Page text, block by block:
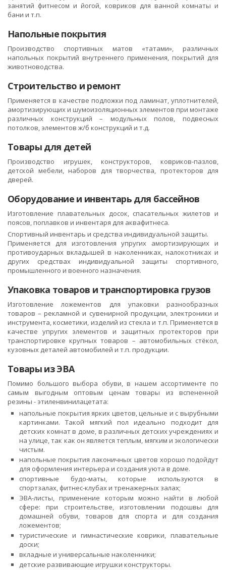
занятий фитнесом и йогой, ковриков для ванной комнаты и
бани и т.п.
Напольные покрытия
Производство спортивных матов «татами», различных
напольных покрытий внутреннего применения, покрытий для
животноводства.
Строительство и ремонт
Применяется в качестве подложки под ламинат, уплотнителей,
амортизирующих и шумоизоляционных элементов при монтаже
различных конструкций – модульных полов, подвесных
потолков, элементов ж/б конструкций и т.д.
Товары для детей
Производство игрушек, конструкторов, ковриков-пазлов,
детской мебели, наборов для творчества, протекторов для
дверей.
Оборудование и инвентарь для бассейнов
Изготовление плавательных досок, спасательных жилетов и
поясов, поплавков и инвентаря для аквафитнеса.
Спортивный инвентарь и средства индивидуальной защиты.
Применяется для изготовления упругих амортизирующих и
противоударных вкладышей в наколенниках, налокотниках и
других средствах индивидуальной защиты спортивного,
промышленного и военного назначения.
Упаковка товаров и транспортировка грузов
Изготовление ложементов для упаковки разнообразных
товаров – рекламной и сувенирной продукции, электроники и
инструмента, косметики, изделий из стекла и т.п. Применяется в
качестве упругих элементов и защитных протекторов при
транспортировке крупных товаров – автомобильных стёкол,
кузовных деталей автомобилей и т.п. продукции.
Товары из ЭВА
Помимо большого выбора обуви, в нашем ассортименте по
самым выгодным оптовым ценам товары из вспененной
резины - этиленвинилацетата:
напольные покрытия ярких цветов, цельные и с вырубными
картинками. Такой мягкий пол идеально подходит для
детских комнат в доме, в различных детских учреждениях и
на улице, так как он является теплым, мягким и экологически
чистым.
напольные покрытия лаконичных цветов хорошо подойдут
для оформления интерьера и создания уюта в доме.
спортивные будо-маты, которые используются в
спортзалах, фитнес-клубах и тренажерных залах;
ЭВА-листы, применение которым можно найти в любой
сфере: при строительстве, изготовлении подошвы для
домашней обуви, товаров для спорта и для создания
ложементов;
туристические и гимнастические коврики, плавательные
доски;
вкладные и универсальные наколенники;
детские развивающие игрушки конструкторы.